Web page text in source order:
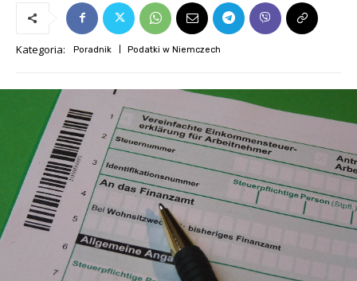
Kategoria: Poradnik Podatki w Niemczech